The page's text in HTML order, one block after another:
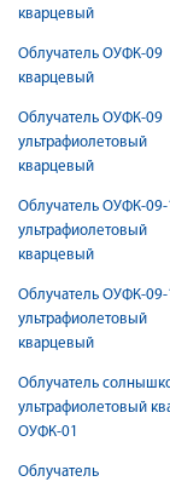
кварцевый
Облучатель ОУФК-09
кварцевый
Облучатель ОУФК-09
ультрафиолетовый
кварцевый
Облучатель ОУФК-09-1
ультрафиолетовый
кварцевый
Облучатель ОУФК-09-1
ультрафиолетовый
кварцевый
Облучатель
ультрафиолетовый
ОУФК-01
Облучатель